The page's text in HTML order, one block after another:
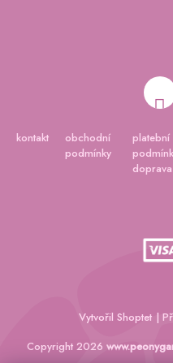
kontakt
obchodní
podmínky
platební
doprava
Vytvořil Shoptet |
Copyright 2026